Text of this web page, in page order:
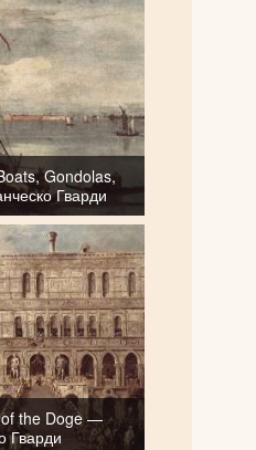
Gondolas,
Гварди
the Doge —
Гварди